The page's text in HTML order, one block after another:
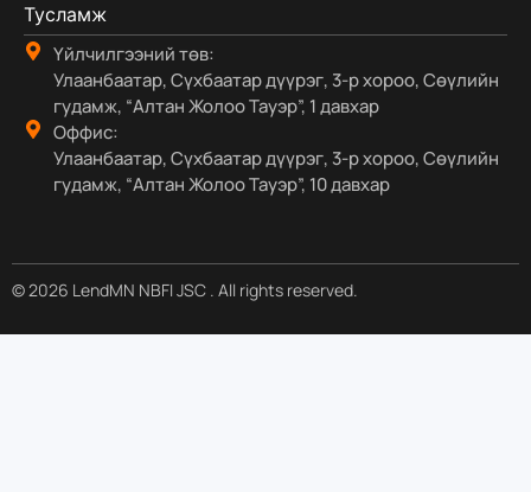
Тусламж
Үйлчилгээний төв:
Улаанбаатар, Сүхбаатар дүүрэг, 3-р хороо, Сөүлийн
гудамж, “Алтан Жолоо Тауэр”, 1 давхар
Оффис:
Улаанбаатар, Сүхбаатар дүүрэг, 3-р хороо, Сөүлийн
гудамж, “Алтан Жолоо Тауэр”, 10 давхар
© 2026 LendMN NBFI JSC . All rights reserved.